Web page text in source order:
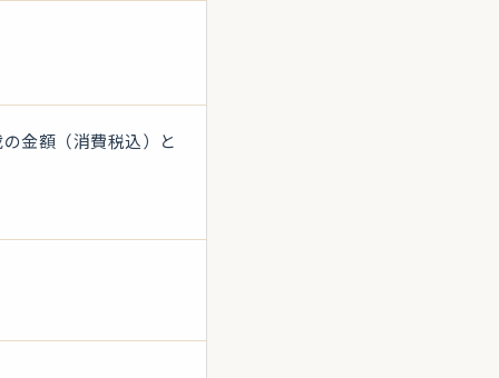
金額（消費税込）と